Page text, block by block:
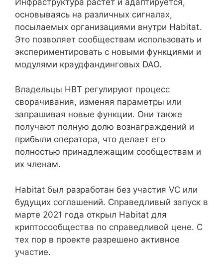
основываясь на различных сигналах,
посылаемых организациями внутри Habitat.
Это позволяет сообществам использовать и
экспериментировать с новыми функциями и
модулями краудфандинговых DAO.
Владельцы HBT регулируют процесс
сворачивания, изменяя параметры или
запрашивая новые функции. Они также
получают полную долю вознаграждений и
прибыли оператора, что делает его
полностью принадлежащим сообществам и
их членам.
Habitat был разработан без участия VC или
будущих соглашений. Справедливый запуск в
марте 2021 года открыл Habitat для
криптосообщества по справедливой цене. С
тех пор в проекте разрешено активное
участие.